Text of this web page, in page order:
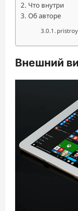
Что внутри
Об авторе
Внешний